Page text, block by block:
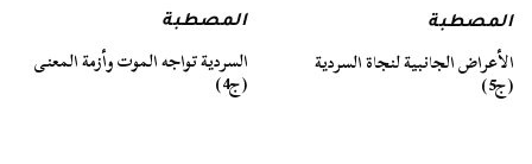
المصطبة
الأعراض الجانبية لنجاة السردية
(ج5)
المصطبة
السردية تواجه الموت وأزمة المعنى
(ج4)